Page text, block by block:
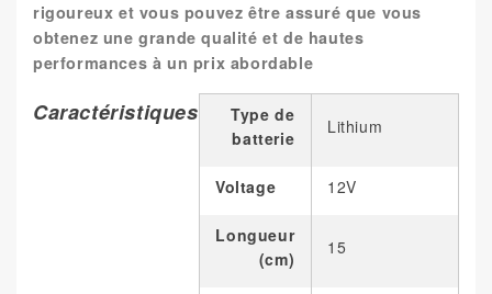
rigoureux et vous pouvez être assuré que vous
obtenez une grande qualité et de hautes
performances à un prix abordable
Caractéristiques
Type de
batterie
Lithium
Voltage 12V
Longueur
(cm)
15